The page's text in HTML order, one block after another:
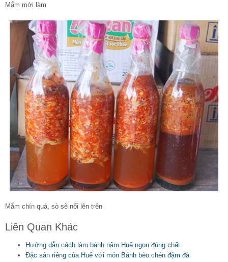
Mắm mới làm
Mắm chín quá, sò sẽ nổi lên trên
Liên Quan Khác
Hướng dẫn cách làm bánh nậm Huế ngon đúng chất
Đặc sản riêng của Huế với món Bánh bèo chén đậm đà